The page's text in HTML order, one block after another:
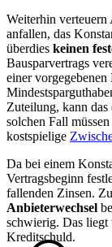
Weiterhin verteuern
anfallen, das
überdies keinen
Bausparvertrags
einer
Zuteilung, kann
solchen Fall
kostspielige
Da bei einem
Vertragsbeginn
fallenden Zinsen.
Anbieterwechsel
schwierig. Das liegt
Kreditschuld.